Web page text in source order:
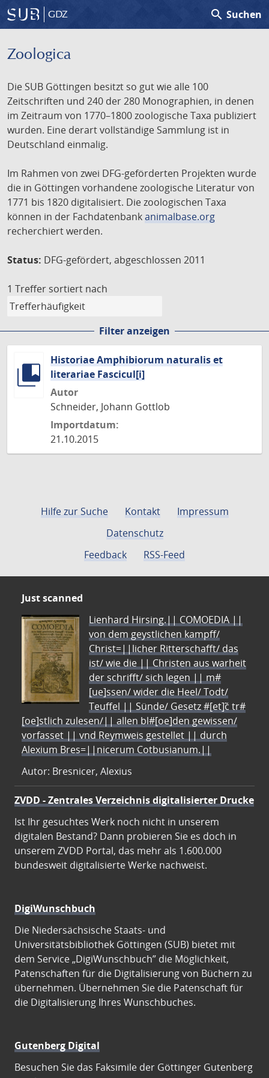
GDZ search Suchen
Zoologica
Die SUB Göttingen besitzt so gut wie alle 100
Zeitschriften und 240 der 280 Monographien, in denen
im Zeitraum von 1770–1800 zoologische Taxa publiziert
wurden. Eine derart vollständige Sammlung ist in
Deutschland einmalig.
Im Rahmen von zwei DFG-geförderten Projekten wurde
die in Göttingen vorhandene zoologische Literatur von
1771 bis 1820 digitalisiert. Die zoologischen Taxa
können in der Fachdatenbankanimalbase.org
recherchiert werden.
Status: DFG-gefördert, abgeschlossen 2011
1 Treffer sortiert nach
Filter anzeigen
Historiae Amphibiorum naturalis et
literariae Fascicul[i]
Autor
Schneider, Johann Gottlob
Importdatum:
21.10.2015
Hilfe zur Suche Kontakt
Impressum
Datenschutz
Feedback
RSS-Feed
Just scanned
Lienhard Hirsing.|| COMOEDIA ||
von dem geystlichen kampff/
Christ=||licher Ritterschafft/ das
ist/ wie die || Christen aus warheit
der schrifft/ sich legen || m#
[ue]ssen/ wider die Heel/ Todt/
Teuffel || Sünde/ Gesetz #[et]c̃ tr#
[oe]stlich zulesen/|| allen bl#[oe]den gewissen/
vorfasset || vnd Reymweis gestellet || durch
Alexium Bres=||nicerum Cotbusianum.||
Autor: Bresnicer, Alexius
ZVDD - Zentrales Verzeichnis digitalisierter Drucke
Ist Ihr gesuchtes Werk noch nicht in unserem
digitalen Bestand? Dann probieren Sie es doch in
unserem ZVDD Portal, das mehr als 1.600.000
bundesweit digitalisierte Werke nachweist.
DigiWunschbuch
Die Niedersächsische Staats- und
Universitätsbibliothek Göttingen (SUB) bietet mit
dem Service „DigiWunschbuch” die Möglichkeit,
Patenschaften für die Digitalisierung von Büchern zu
übernehmen. Übernehmen Sie die Patenschaft für
die Digitalisierung Ihres Wunschbuches.
Gutenberg Digital
Besuchen Sie das Faksimile der Göttinger Gutenberg